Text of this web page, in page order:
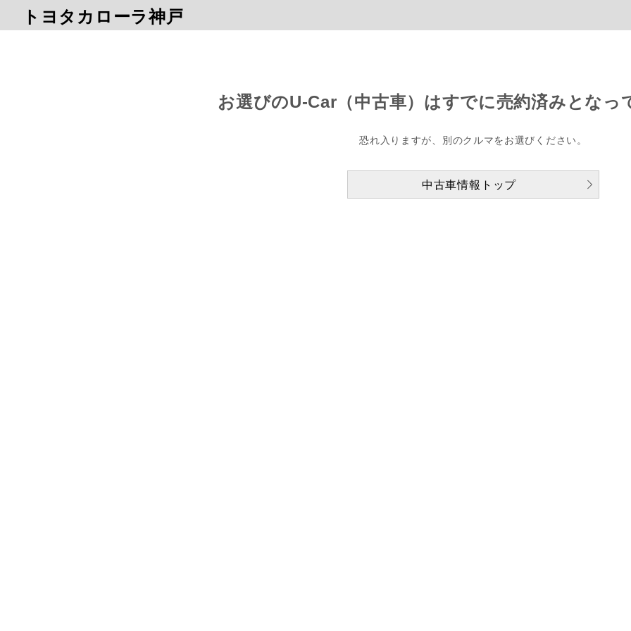
トヨタカローラ神戸
お選びのU-Car（中古車）はすでに売約済みとなっ
恐れ入りますが、別のクルマをお選びください。
中古車情報トップ